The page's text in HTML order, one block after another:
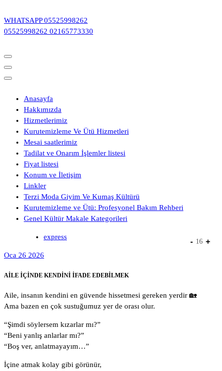
geç
WHATSAPP 05525998262
05525998262 02165773330
Anasayfa
Hakkımızda
Hizmetlerimiz
Kurutemizleme Ve Ütü Hizmetleri
Mesai saatlerimiz
Tadilat ve Onarım İşlemler listesi
Fiyat listesi
Konum ve İletişim
Linkler
Terzi Moda Giyim Ve Kumaş Kültürü
Kurutemizleme ve Ütü: Profesyonel Bakım Rehberi
Genel Kültür Makale Kategorileri
express
Oca 26 2026
AİLE İÇİNDE KENDİNİ İFADE EDEBİLMEK
Aile, insanın kendini en güvende hissetmesi gereken yerdir 🏡
Ama bazen en çok sustuğumuz yer de orası olur.
“Şimdi söylersem kızarlar mı?”
“Beni yanlış anlarlar mı?”
“Boş ver, anlatmayayım…”
İçine atmak kolay gibi görünür,
- 16 +